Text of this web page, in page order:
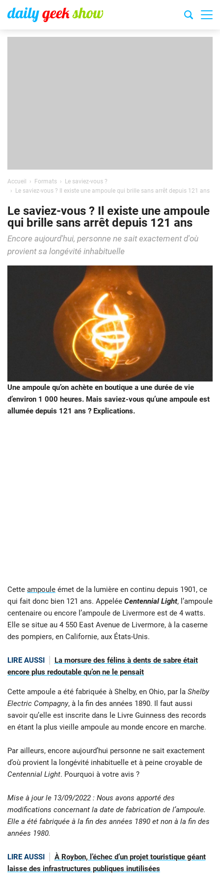
Accueil Formats
Le saviez-vous ?
Le saviez-vous ? Il existe une ampoule qui brille sans arrêt depuis 121 ans
Le saviez-vous ? Il existe une ampoule
qui brille sans arrêt depuis 121 ans
Encore aujourd'hui, personne ne sait exactement d'où
provient sa longévité inhabituelle
Une ampoule qu’on achète en boutique a une durée de vie
d’environ 1 000 heures. Mais saviez-vous qu’une ampoule est
allumée depuis 121 ans ? Explications.
Cette ampoule émet de la lumière en continu depuis 1901, ce
qui fait donc bien 121 ans. Appelée Centennial Light, l’ampoule
centenaire ou encore l’ampoule de Livermore est de 4 watts.
Elle se situe au 4 550 East Avenue de Livermore, à la caserne
des pompiers, en Californie, aux États-Unis.
LIRE AUSSI
La morsure des félins à dents de sabre était
encore plus redoutable qu’on ne le pensait
Cette ampoule a été fabriquée à Shelby, en Ohio, par la Shelby
Electric Compagny, à la fin des années 1890. Il faut aussi
savoir qu’elle est inscrite dans le Livre Guinness des records
en étant la plus vieille ampoule au monde encore en marche.
Par ailleurs, encore aujourd’hui personne ne sait exactement
d’où provient la longévité inhabituelle et à peine croyable de
Centennial Light. Pourquoi à votre avis ?
Mise à jour le 13/09/2022 : Nous avons apporté des
modifications concernant la date de fabrication de l’ampoule.
Elle a été fabriquée à la fin des années 1890 et non à la fin des
années 1980.
LIRE AUSSI
À Roybon, l’échec d’un projet touristique géant
laisse des infrastructures publiques inutilisées